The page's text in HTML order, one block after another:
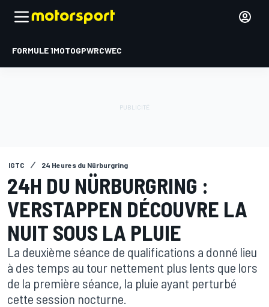
FORMULE 1MOTOGPWRCWEC
IGTC 24 Heures du Nürburgring
24H DU NÜRBURGRING :
VERSTAPPEN DÉCOUVRE LA
NUIT SOUS LA PLUIE
La deuxième séance de qualifications a donné lieu
à des temps au tour nettement plus lents que lors
de la première séance, la pluie ayant perturbé
cette session nocturne.